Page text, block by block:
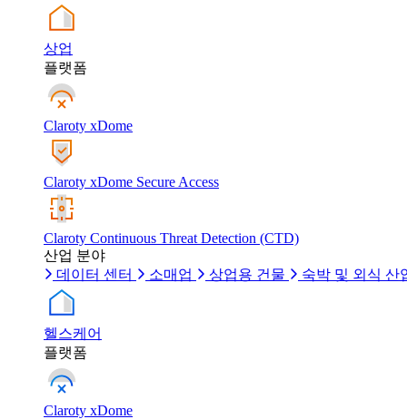
상업
플랫폼
Claroty xDome
Claroty xDome Secure Access
Claroty Continuous Threat Detection (CTD)
산업 분야
데이터 센터
소매업 상업용 건물 숙박 및 외식 산
헬스케어
플랫폼
Claroty xDome